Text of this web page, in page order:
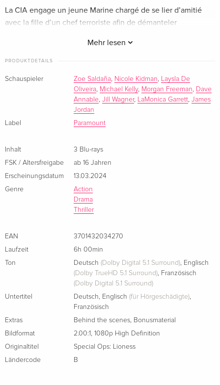
3 Blu-rays — (ausgewählt)
Französisch
Mehr lesen
La CIA engage un jeune Marine chargé de se lier d’amitié
avec la fille d’un chef terroriste afin de démanteler
PRODUKTDETAILS
Schauspieler Zoe Saldaña, Nicole Kidman, Laysla De
Oliveira, Michael Kelly, Morgan Freeman, Dave
Annable, Jill Wagner, LaMonica Garrett, James
Jordan
Label
Paramount
Inhalt
3 Blu-rays
FSK / Altersfreigabe
ab 16 Jahren
Erscheinungsdatum
13.03.2024
Genre
Action
Drama
Thriller
EAN
3701432034270
Laufzeit
6h 00min
Ton
Deutsch (Dolby Digital 5.1 Surround), Englisch
(Dolby TrueHD 5.1 Surround), Französisch
(Dolby Digital 5.1 Surround)
Untertitel
Deutsch, Englisch (für Hörgeschädigte),
Französisch
Extras
Behind the scenes, Bonusmaterial
Bildformat
2.00:1, 1080p High Definition
Originaltitel
Special Ops: Lioness
Ländercode
B